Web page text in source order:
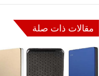
مقالات ذات صلة